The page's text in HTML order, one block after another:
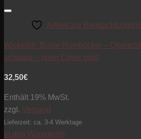
Artikel zur
Wickelkit -Blade Humbucker –
schwarz – open Cover gold
32,50€
Enthält 19% MwSt.
zzgl. Versand
Lieferzeit: ca. 3-4 Werktage
In den Warenkorb